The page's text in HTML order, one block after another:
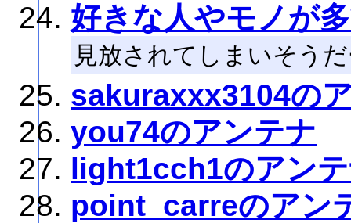
好きな人やモノが
見放されてしまいそう
sakuraxxx3104の
you74のアンテナ
light1cch1のアン
point_carreのアン